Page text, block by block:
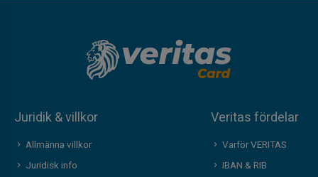
Juridik & villkor
Allmänna villkor
Juridisk info
Veritas fördelar
Varför VERITAS
IBAN & RIB